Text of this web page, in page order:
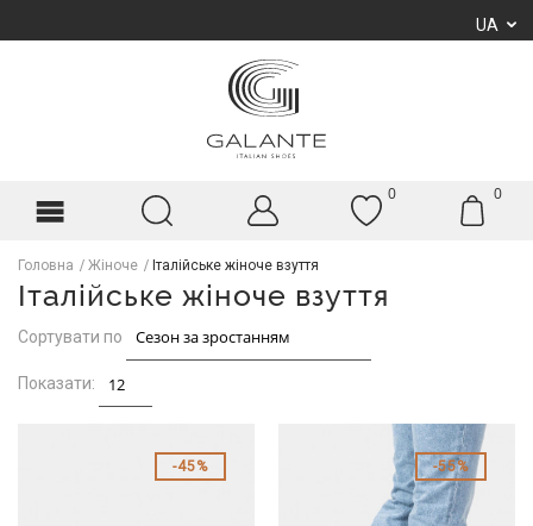
UA
0 0
Головна Жіноче Італійське жіноче взуття
Італійське жіноче взуття
Сортувати по
Показати:
45% 55%